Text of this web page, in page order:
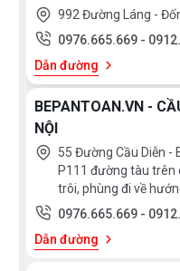
HÃNG
Faber
Rinnai
Bosch
992 Đường Láng -
0976.665.669 -
Dẫn đường
BEPANTOAN.VN -
NỘI
55 Đường Cầu Diễn -
P111 đường tàu
trôi, phùng đi về
0976.665.669 -
Dẫn đường